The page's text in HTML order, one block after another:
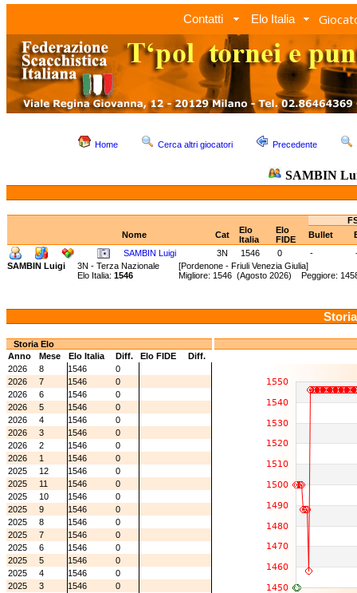
Contatti Elo Italia
Home Cerca altri giocatori Precedente
SAMBIN
Nome
Cat
Elo
Italia
Elo
FIDE
Bullet
SAMBIN Luigi
3N 1546 0 -
SAMBIN Luigi
3N - Terza Nazionale [Pordenone - Friuli Venezia Giulia]
Elo Italia: 1546 Migliore: 1546 (Agosto 2026) Peggiore:
Storia Elo
Anno
Mese Elo Italia Diff. Elo FIDE
Diff.
2026
8 1546
0
2026
7 1546
0
2026
6 1546
0
2026
5 1546
0
2026
4 1546
0
2026
3 1546
0
2026
2 1546
0
2026
1 1546
0
2025
12 1546
0
2025
11 1546
0
2025
10 1546
0
2025
9 1546
0
2025
8 1546
0
2025
7 1546
0
2025
6 1546
0
2025
5 1546
0
2025
4 1546
0
2025
3 1546
0